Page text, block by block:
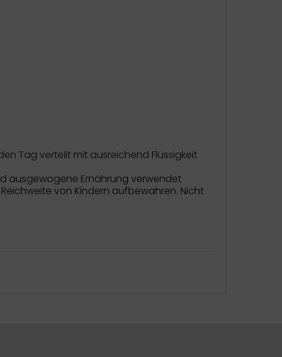
Tag verteilt mit ausreichend Flüssigkeit
ausgewogene Ernährung verwendet
von Kindern aufbewahren. Nicht